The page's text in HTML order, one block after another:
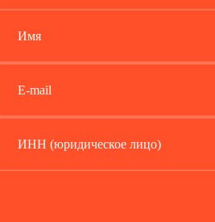
Имя
E-mail
ИНН (юридическое лицо)